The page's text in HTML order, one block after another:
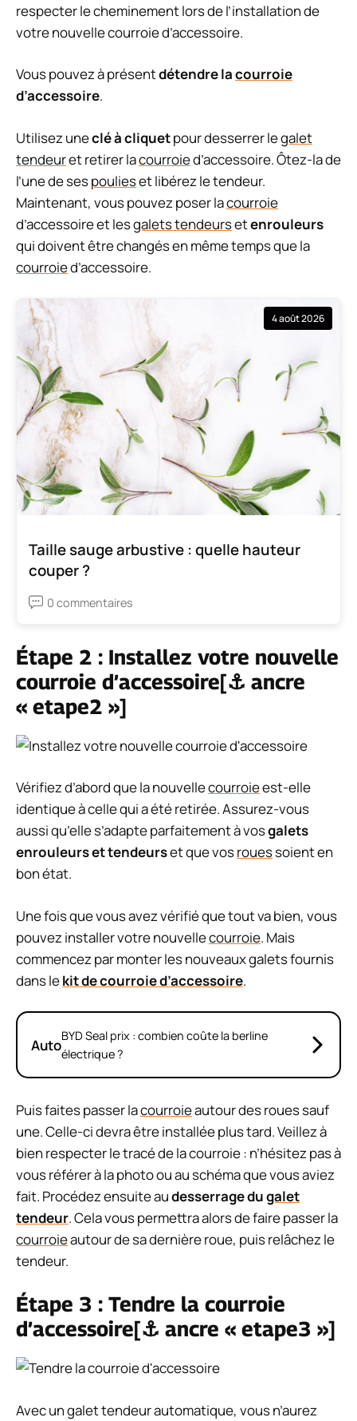
respecter le cheminement lors de l’installation de
votre nouvelle courroie d’accessoire.
Vous pouvez à présentdétendre lacourroie
d’accessoire.
Utilisez uneclé à cliquetpour desserrer legalet
tendeuret retirer lacourroied’accessoire. Ôtez-la de
l’une de sespoulieset libérez le tendeur.
Maintenant, vous pouvez poser lacourroie
d’accessoire et lesgalets tendeursetenrouleurs
qui doivent être changés en même temps que la
courroied’accessoire.
4 août 2026
Taille sauge arbustive : quelle hauteur
couper ?
0 commentaires
Étape 2 : Installez votre nouvelle
courroie d’accessoire[⚓ ancre
« etape2 »]
Vérifiez d’abord que la nouvellecourroieest-elle
identique à celle qui a été retirée. Assurez-vous
aussi qu’elle s’adapte parfaitement à vosgalets
enrouleurs et tendeurset que vosrouessoient en
bon état.
Une fois que vous avez vérifié que tout va bien, vous
pouvez installer votre nouvellecourroie. Mais
commencez par monter les nouveaux galets fournis
dans lekit de courroie d’accessoire.
AutoBYD Seal prix : combien coûte la berline
électrique ?
Puis faites passer lacourroieautour des roues sauf
une. Celle-ci devra être installée plus tard. Veillez à
bien respecter le tracé de la courroie : n’hésitez pas à
vous référer à la photo ou au schéma que vous aviez
fait. Procédez ensuite audesserrage dugalet
tendeur. Cela vous permettra alors de faire passer la
courroieautour de sa dernière roue, puis relâchez le
tendeur.
Étape 3 : Tendre la courroie
d’accessoire[⚓ ancre « etape3 »]
Avec un galet tendeur automatique, vous n’aurez